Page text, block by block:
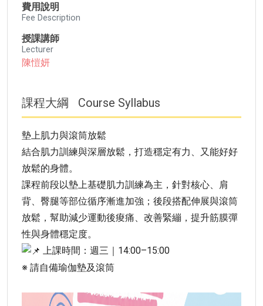
費用說明
Fee Description
授課講師
Lecturer
陳愷妍
課程大綱 Course Syllabus
墊上肌力與滾筒放鬆
結合肌力訓練與深層放鬆，打造穩定有力、又能好好
放鬆的身體。
課程前段以墊上基礎肌力訓練為主，針對核心、肩
背、臀腿等部位循序漸進加強；後段搭配伸展與滾筒
放鬆，幫助減少運動後痠痛、改善緊繃，提升筋膜彈
性與身體穩定度。
上課時間：週三｜14:00–15:00
※ 請自備瑜伽墊及滾筒